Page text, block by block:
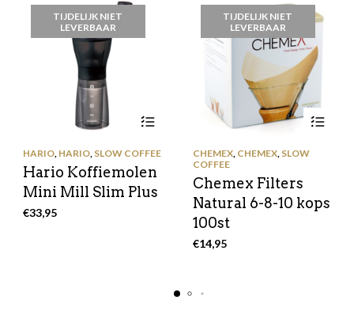
TIJDELIJK NIET
LEVERBAAR
HARIO, HARIO, SLOW COFFEE
Hario Koffiemolen
Mini Mill Slim Plus
€33,95
TIJDELIJK NIET
LEVERBAAR
CHEMEX, CHEMEX, SLOW
COFFEE
Chemex Filters
Natural 6-8-10 kops
100st
€14,95